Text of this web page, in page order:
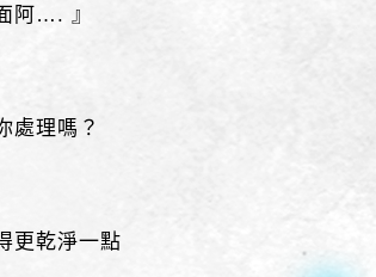
阿…. 』
處理嗎？
更乾淨一點